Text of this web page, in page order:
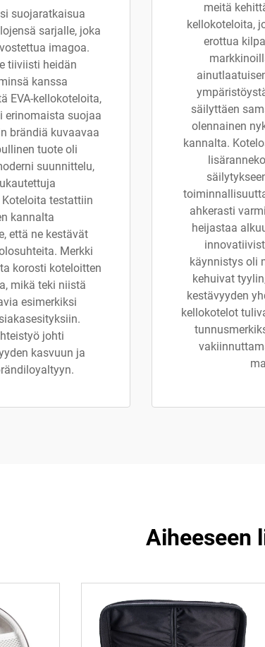
suojaratkaisua
sarjalle, joka
imagoa.
tiiviisti heidän
kanssa
EVA-kellokoteloita,
erinomaista suojaa
brändiä kuvaavaa
tuote oli
suunnittelu,
testattiin
kannalta
että ne kestävät
Merkki
korosti koteloitten
mikä teki niistä
esimerkiksi
johti
kasvuun ja
meitä
kellokoteloita,
erottua
säilyttäen
olennainen
kannalta.
ahkerasti
heijastaa
käynnistys oli
kehuivat
kestävyyden
kellokotelot
Aiheeseen